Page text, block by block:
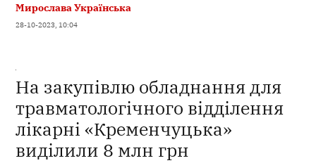
Мирослава Українська
28-10-2023, 10:04
На закупівлю обладнання для
травматологічного відділення
лікарні «Кременчуцька»
виділили 8 млн грн